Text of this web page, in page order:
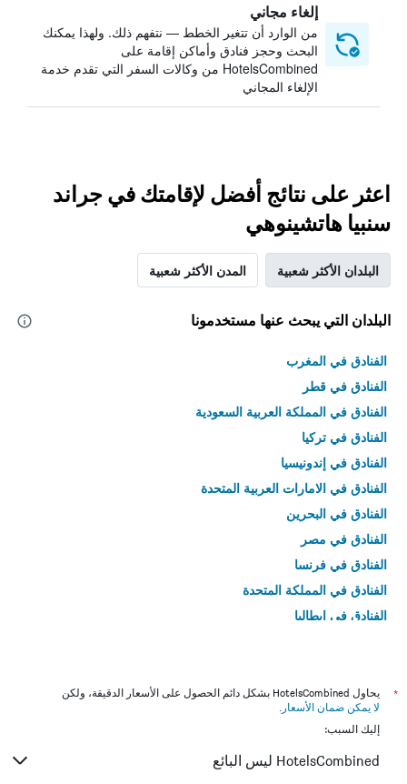
إلغاء مجاني
من الوارد أن تتغير الخطط — نتفهم ذلك. ولهذا يمكنك
البحث وحجز فنادق وأماكن إقامة على
HotelsCombined من وكالات السفر التي تقدم خدمة
الإلغاء المجاني
اعثر على نتائج أفضل لإقامتك في جراند
سنبيا هاتشينوهي
البلدان الأكثر شعبية المدن الأكثر شعبية
البلدان التي يبحث عنها مستخدمونا
الفنادق في المغرب
الفنادق في قطر
الفنادق في المملكة العربية السعودية
الفنادق في تركيا
الفنادق في إندونيسيا
الفنادق في الامارات العربية المتحدة
الفنادق في البحرين
الفنادق في مصر
الفنادق في فرنسا
الفنادق في المملكة المتحدة
الفنادق في إيطاليا
*
يحاول HotelsCombined بشكل دائم الحصول على الأسعار الدقيقة، ولكن
لا يمكن ضمان الأسعار .
إليك السبب:
HotelsCombined ليس البائع